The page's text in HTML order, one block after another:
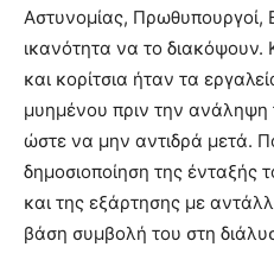
Αστυνομίας, Πρωθυπουργοί,
ικανότητα να το
και κορίτσια ήταν τα
μυημένου πριν την ανάληψη
ώστε να μην αντιδρά μετά.
δημοσιοποίηση της ένταξής
και της εξάρτησης με
βάση συμβολή του στη